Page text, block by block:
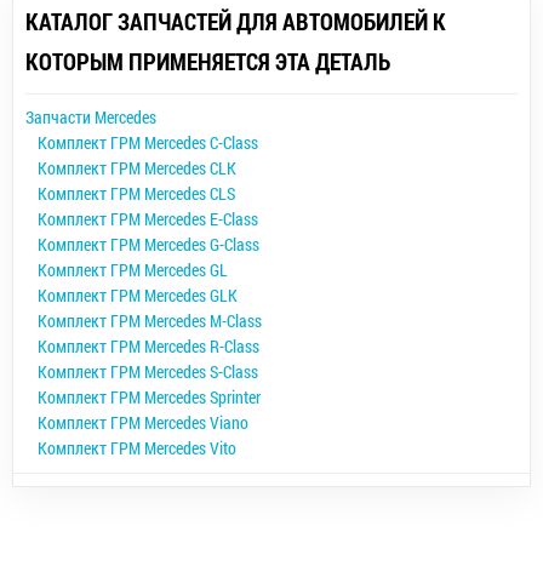
КАТАЛОГ ЗАПЧАСТЕЙ ДЛЯ АВТОМОБИЛЕЙ К
КОТОРЫМ ПРИМЕНЯЕТСЯ ЭТА ДЕТАЛЬ
Запчасти Mercedes
Комплект ГРМ Mercedes C-Class
Комплект ГРМ Mercedes CLK
Комплект ГРМ Mercedes CLS
Комплект ГРМ Mercedes E-Class
Комплект ГРМ Mercedes G-Class
Комплект ГРМ Mercedes GL
Комплект ГРМ Mercedes GLK
Комплект ГРМ Mercedes M-Class
Комплект ГРМ Mercedes R-Class
Комплект ГРМ Mercedes S-Class
Комплект ГРМ Mercedes Sprinter
Комплект ГРМ Mercedes Viano
Комплект ГРМ Mercedes Vito